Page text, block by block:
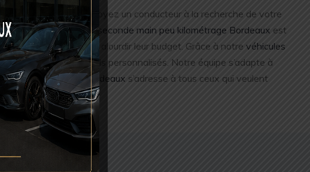
fiabilité. Que vous soyez un conducteur à la recherche de votre
notrevéhicules seconde main peu kilométrage Bordeaux est
performant sans alourdir leur budget. Grâce à notre véhicules
bénéficiant de conseils personnalisés. Notre équipe s’adapte à
peu kilométrage Bordeaux s’adresse à tous ceux qui veulent